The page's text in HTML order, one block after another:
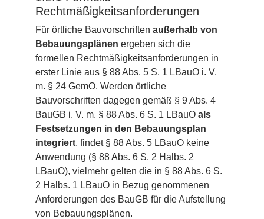
Rechtmäßigkeitsanforderungen
Für örtliche Bauvorschriften außerhalb von
Bebauungsplänen ergeben sich die
formellen Rechtmäßigkeitsanforderungen in
erster Linie aus § 88 Abs. 5 S. 1 LBauO i. V.
m. § 24 GemO. Werden örtliche
Bauvorschriften dagegen gemäß § 9 Abs. 4
BauGB i. V. m. § 88 Abs. 6 S. 1 LBauO als
Festsetzungen in den Bebauungsplan
integriert, findet § 88 Abs. 5 LBauO keine
Anwendung (§ 88 Abs. 6 S. 2 Halbs. 2
LBauO), vielmehr gelten die in § 88 Abs. 6 S.
2 Halbs. 1 LBauO in Bezug genommenen
Anforderungen des BauGB für die Aufstellung
von Bebauungsplänen.